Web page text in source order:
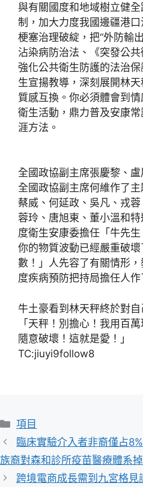
與有關國度和地域樹立健
制，加大力度我國邊疆港口
梗塞治理破綻，把“外防輸
沾染病防治法、《突發公共
強化公共衛生防護的法治
生宣揚教導，深刻展開林
質感互換。你必須體會到
衛生活動，鼎力普及安康
涯方法。
全國政協副主席張慶黎、盧
全國政協副主席何維作了
蔡威、何延政、吳凡、戎
蓉玲、唐旭東、董小溫和
度衛生安康委擔任「牛先生
你的物質波動已經嚴重破
數！」人先容了有關情形
度疾病預防把持局擔任人作
牛土豪看到林天秤終於對自
「天秤！別擔心！我用百
隨意破壞！這就是愛！」
TC:jiuyi9follow8
分
類
項目
臨床實驗介入者非裔僅占
族裔對森和診所疫苗醫療體系
跨境電商成長需到九宮格見